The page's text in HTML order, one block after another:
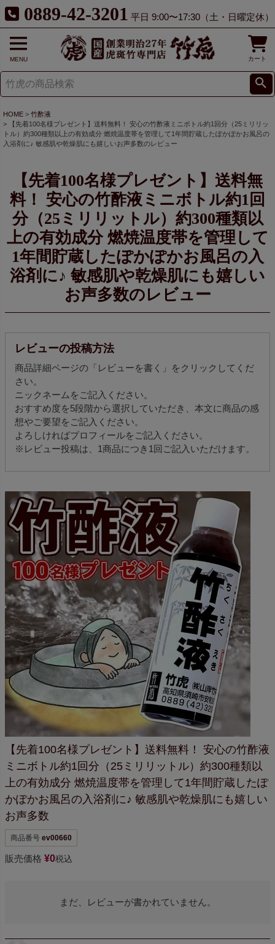
0889-42-3201 平日 9:00〜17:30（土・日曜定休）
MENU カート
HOME
竹酢液
【先着100名様プレゼント】送料無料！ 安心の竹酢液ミニボトル約1回分（25ミリリッ
トル）約300種類以上の有効成分 燃焼温度帯を管理して1年間貯蔵したぽかぽかお風呂の
入浴剤に♪ 敏感肌や乾燥肌にも嬉しいお声多数のレビュー
【先着100名様プレゼント】送料無
料！ 安心の竹酢液ミニボトル約1回
分（25ミリリットル）約300種類以
上の有効成分 燃焼温度帯を管理して
1年間貯蔵したぽかぽかお風呂の入
浴剤に♪ 敏感肌や乾燥肌にも嬉しい
お声多数のレビュー
レビューの投稿方法
商品詳細ページの「レビューを書く」をクリックしてくだ
さい。
ニックネームをご記入ください。
おすすめ度を5段階から選択していただき、本文に商品の感
想やご要望をご記入ください。
よろしければプロフィールをご記入ください。
※レビュー投稿は、1商品につき1回ご記入いただけます。
【先着100名様プレゼント】送料無料！
安心の竹酢液
ミニボトル約1回分（25ミリリットル） 約300種類以
上の有効成分 燃焼温度帯を管理して1年間貯蔵したぽ
かぽかお風呂の入浴剤に♪ 敏感肌や乾燥肌にも嬉しい
お声多数
商品番号 ev00660
販売価格 ¥0税込
まだ、レビューが書かれていません。